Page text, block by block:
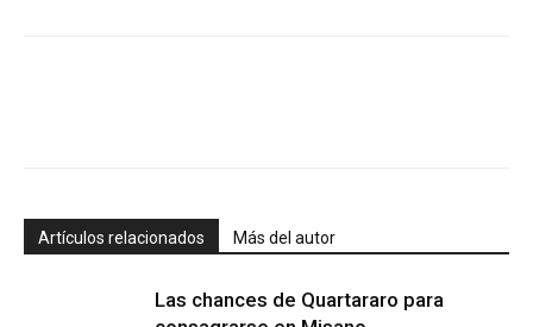
Artículos relacionados Más del autor
Las chances de Quartararo para